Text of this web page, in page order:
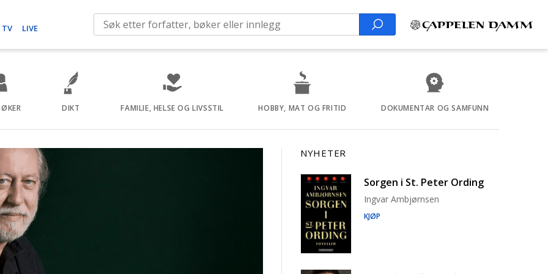
TV LIVE
e
Search
DIKT FAMILIE, HELSE OG LIVSSTIL HOBBY, MAT OG FRITID DOKUMENTAR OG SAMFUNN
NYHETER
Sorgen i St. Peter Ording
Ingvar Ambjørnsen
KJØP